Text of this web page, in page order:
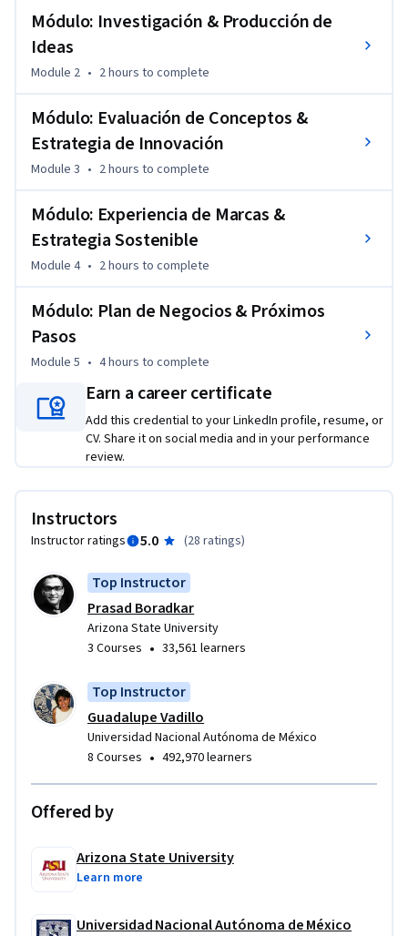
a. Encontrar una situación que se beneficiaría con soluciones
innovadoras.
b. A partir de lo aprendido en los cursos previos, desarrollar
un proceso para ir de la búsqueda de problemas dentro del
c. Evaluar las ideas generadas a partir de herramientas y
procedimientos específicos.
d. Reflexionar críticamente sobre el proceso.
El proyecto terminal constituye un ejemplo de aprendizaje
basado en proyectos en el que el estudiante debe integrar la
base de conocimiento y habilidades desarrolladas en los
cursos previos de la especialización para resolver un
diversas herramientas y técnicas que aprendió a lo largo del
programa.
Módulo: Investigación & Producción de
Ideas
Module 2 • 2 hours to complete
Módulo: Evaluación de Conceptos &
Estrategia de Innovación
Module 3 • 2 hours to complete
Módulo: Experiencia de Marcas &
Estrategia Sostenible
Module 4 • 2 hours to complete
Módulo: Plan de Negocios & Próximos
Pasos
Module 5 • 4 hours to complete
Earn a career certificate
Add this credential to your LinkedIn profile, resume, or
CV. Share it on social media and in your performance
review.
Instructors
Instructor ratings 5.0 (28 ratings)
Top Instructor
Prasad Boradkar
Arizona State University
3 Courses • 33,561 learners
Top Instructor
Guadalupe Vadillo
Universidad Nacional Autónoma de México
8 Courses • 492,970 learners
Offered by
Arizona State University
Learn more
Universidad Nacional Autónoma de México